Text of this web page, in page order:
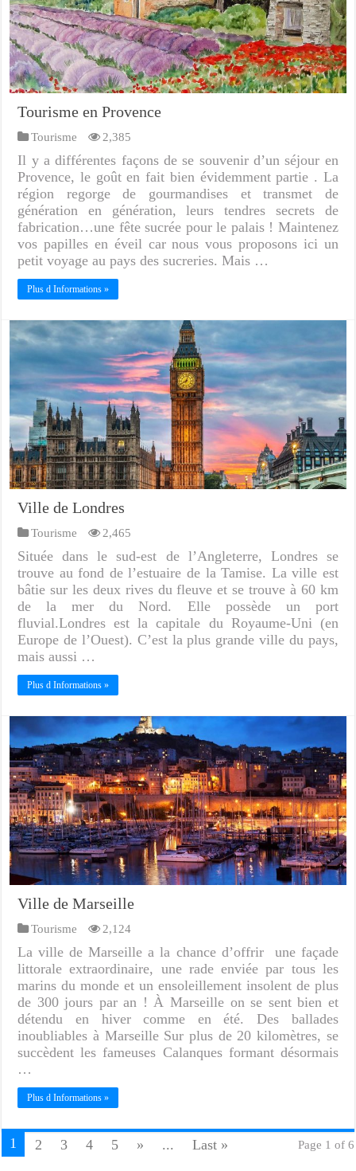
Tourisme en Provence
Tourisme 2,385
Il y a différentes façons de se souvenir d’un séjour en
Provence, le goût en fait bien évidemment partie . La
région regorge de gourmandises et transmet de
génération en génération, leurs tendres secrets de
fabrication…une fête sucrée pour le palais ! Maintenez
vos papilles en éveil car nous vous proposons ici un
petit voyage au pays des sucreries. Mais …
Plus d Informations »
Ville de Londres
Tourisme 2,465
Située dans le sud-est de l’Angleterre, Londres se
trouve au fond de l’estuaire de la Tamise. La ville est
bâtie sur les deux rives du fleuve et se trouve à 60 km
de la mer du Nord. Elle possède un port
fluvial.Londres est la capitale du Royaume-Uni (en
Europe de l’Ouest). C’est la plus grande ville du pays,
mais aussi …
Plus d Informations »
Ville de Marseille
Tourisme 2,124
La ville de Marseille a la chance d’offrir une façade
littorale extraordinaire, une rade enviée par tous les
marins du monde et un ensoleillement insolent de plus
de 300 jours par an ! À Marseille on se sent bien et
détendu en hiver comme en été. Des ballades
inoubliables à Marseille Sur plus de 20 kilomètres, se
succèdent les fameuses Calanques formant désormais
…
Plus d Informations »
Page 1 of 6
1 2 3 4 5 » ... Last »